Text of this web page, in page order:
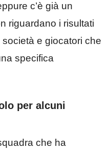
c’è già un
riguardano i risultati
e giocatori che
specifica
per alcuni
che ha